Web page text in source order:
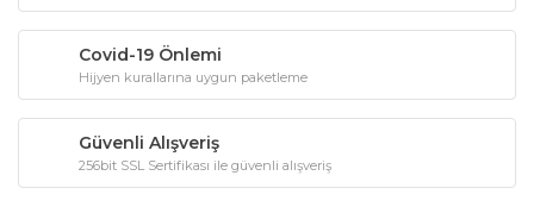
Covid-19 Önlemi
Hijyen kurallarına uygun paketleme
Güvenli Alışveriş
256bit SSL Sertifikası ile güvenli alışveriş